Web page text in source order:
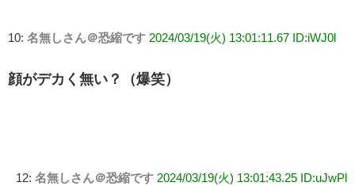
10: 名無しさん＠恐縮です 2024/03/19(火) 13:01:11.67 ID:iWJ0l
顔がデカく無い？（爆笑）
12: 名無しさん＠恐縮です 2024/03/19(火) 13:01:43.25 ID:uJwPl